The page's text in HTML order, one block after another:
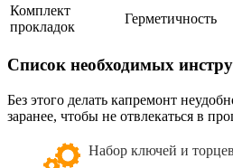
Комплект
прокладок
Герметичность
Список необходимых
Без этого делать капремонт
заранее, чтобы не отвлекаться в
Набор ключей и